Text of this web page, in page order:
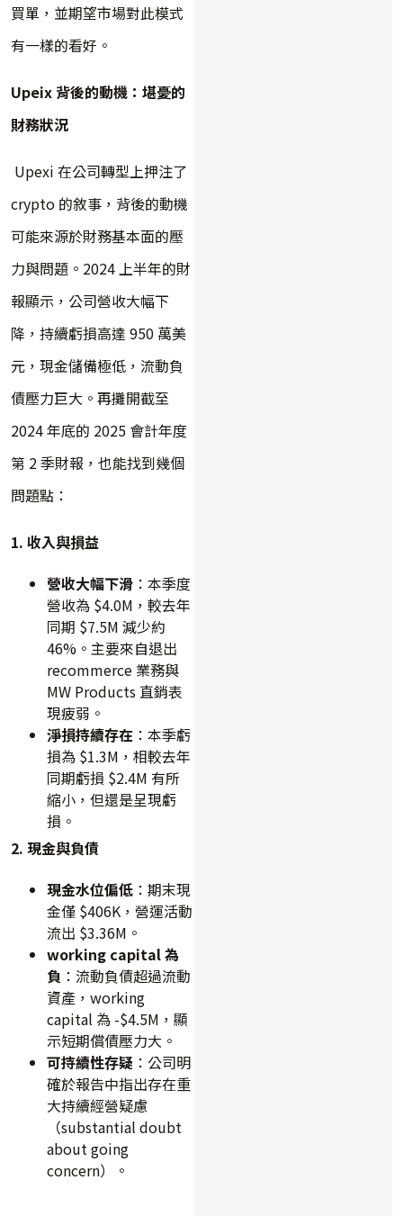
買單，並期望市場對此模式
有一樣的看好。
Upeix 背後的動機：堪憂的
財務狀況
Upexi 在公司轉型上押注了
crypto 的敘事，背後的動機
可能來源於財務基本面的壓
力與問題。2024 上半年的財
報顯示，公司營收大幅下
降，持續虧損高達 950 萬美
元，現金儲備極低，流動負
債壓力巨大。再攤開截至
2024 年底的 2025 會計年度
第 2 季財報，也能找到幾個
問題點：
1. 收入與損益
營收大幅下滑 ：本季度
營收為 $4.0M，較去年
同期 $7.5M 減少約
46%。主要來自退出
recommerce 業務與
MW Products 直銷表
現疲弱。
淨損持續存在 ：本季虧
損為 $1.3M，相較去年
同期虧損 $2.4M 有所
縮小，但還是呈現虧
損。
2. 現金與負債
現金水位偏低 ：期末現
金僅 $406K，營運活動
流出 $3.36M。
working capital為
負 ：流動負債超過流動
資產，working
capital 為 -$4.5M，顯
示短期償債壓力大。
可持續性存疑 ：公司明
確於報告中指出存在重
大持續經營疑慮
（substantial doubt
about going
concern）。